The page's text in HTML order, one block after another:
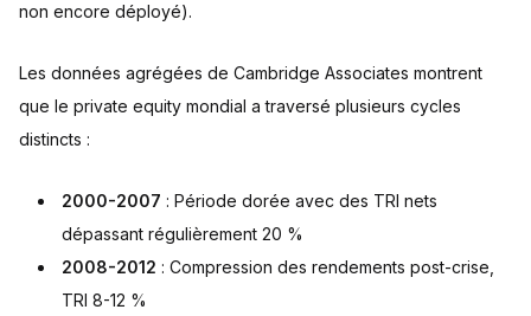
non encore déployé).
Les données agrégées de Cambridge Associates montrent
que le private equity mondial a traversé plusieurs cycles
distincts :
2000-2007 : Période dorée avec des TRI nets
dépassant régulièrement 20 %
2008-2012 : Compression des rendements post-crise,
TRI 8-12 %